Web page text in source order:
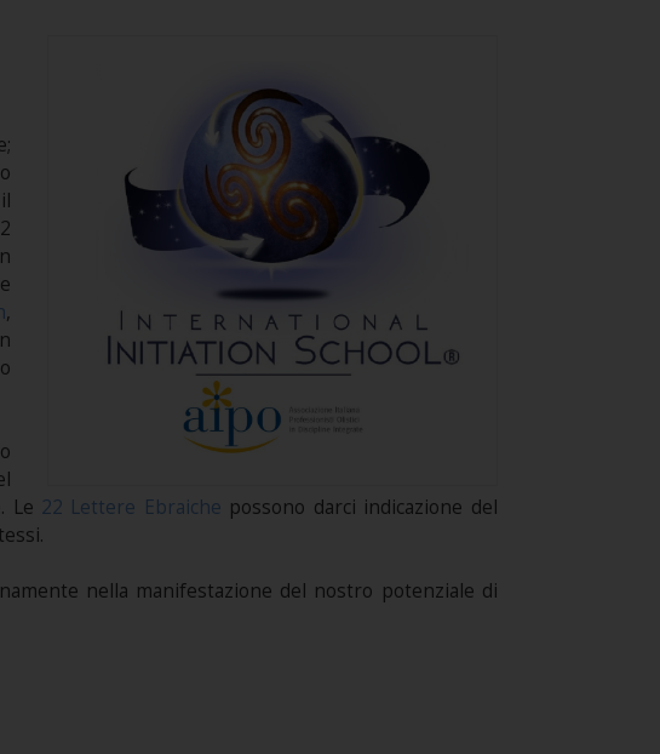
,
o
Le 22 Lettere Ebraiche possono darci indicazione del
nella manifestazione del nostro potenziale di